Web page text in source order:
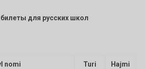
для русских школ
nomi Turi Hajmi